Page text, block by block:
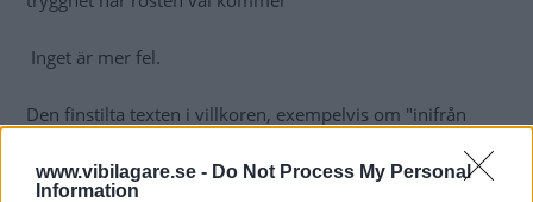
www.vibilagare.se - Do Not Process My Personal
Information
Inget är mer fel.
Den finstilta texten i villkoren, exempelvis om "inifrån
tolkningar.